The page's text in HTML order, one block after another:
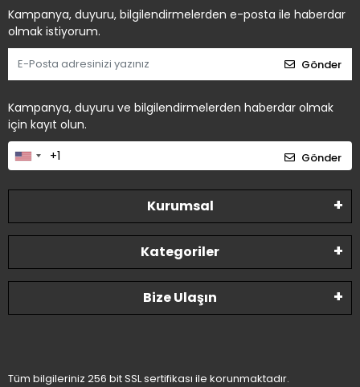
Kampanya, duyuru, bilgilendirmelerden e-posta ile haberdar
olmak istiyorum.
Gönder
Kampanya, duyuru ve bilgilendirmelerden haberdar olmak
için kayıt olun.
Gönder
Kurumsal
Kategoriler
Bize Ulaşın
Tüm bilgileriniz 256 bit SSL sertifikası ile korunmaktadır.